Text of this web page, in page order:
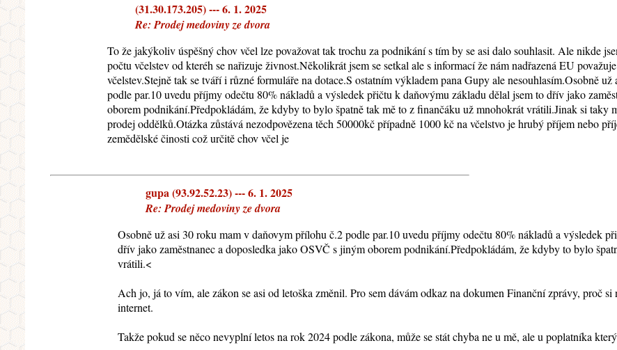
(31.30.173.205) --- 6. 1. 2025
Re: Prodej medoviny ze dvora
To že jakýkoliv úspěšný chov včel lze považovat tak trochu za podnikání s tím by se asi dalo souhlasit. Ale nikde
počtu včelstev od kteréh se nařizuje živnost.Několikrát jsem se setkal ale s informací že nám nadřazená EU
včelstev.Stejně tak se tváří i různé formuláře na dotace.S ostatním výkladem pana Gupy ale nesouhlasím.Osobně
podle par.10 uvedu příjmy odečtu 80% nákladů a výsledek přičtu k daňovýmu základu dělal jsem to dřív jako
oborem podnikání.Předpokládám, že kdyby to bylo špatně tak mě to z finančáku už mnohokrát vrátili.Jinak si
prodej oddělků.Otázka zůstává nezodpovězena těch 50000kč případně 1000 kč na včelstvo je hrubý příjem nebo
zemědělské činosti což určitě chov včel je
gupa (93.92.52.23) --- 6. 1. 2025
Re: Prodej medoviny ze dvora
Osobně už asi 30 roku mam v daňovym přílohu č.2 podle par.10 uvedu příjmy odečtu 80% nákladů a výsledek
dřív jako zaměstnanec a doposledka jako OSVČ s jiným oborem podnikání.Předpokládám, že kdyby to bylo
vrátili.<
Ach jo, já to vím, ale zákon se asi od letoška změnil. Pro sem dávám odkaz na dokumen Finanční zprávy, proč
internet.
Takže pokud se něco nevyplní letos na rok 2024 podle zákona, může se stát chyba ne u mě, ale u poplatníka